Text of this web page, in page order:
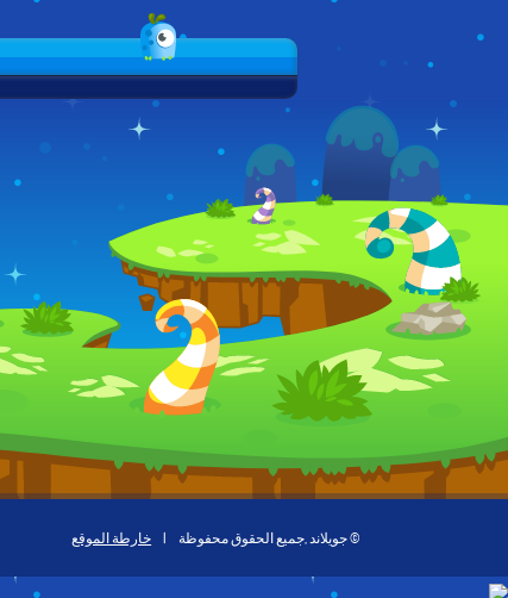
© جويلاند ,جميع الحقوق محفوظة | خارطة الموقع